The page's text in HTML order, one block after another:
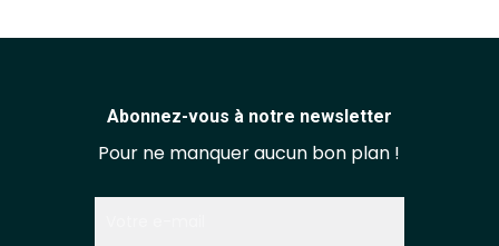
Abonnez-vous à notre newsletter
Pour ne manquer aucun bon plan !